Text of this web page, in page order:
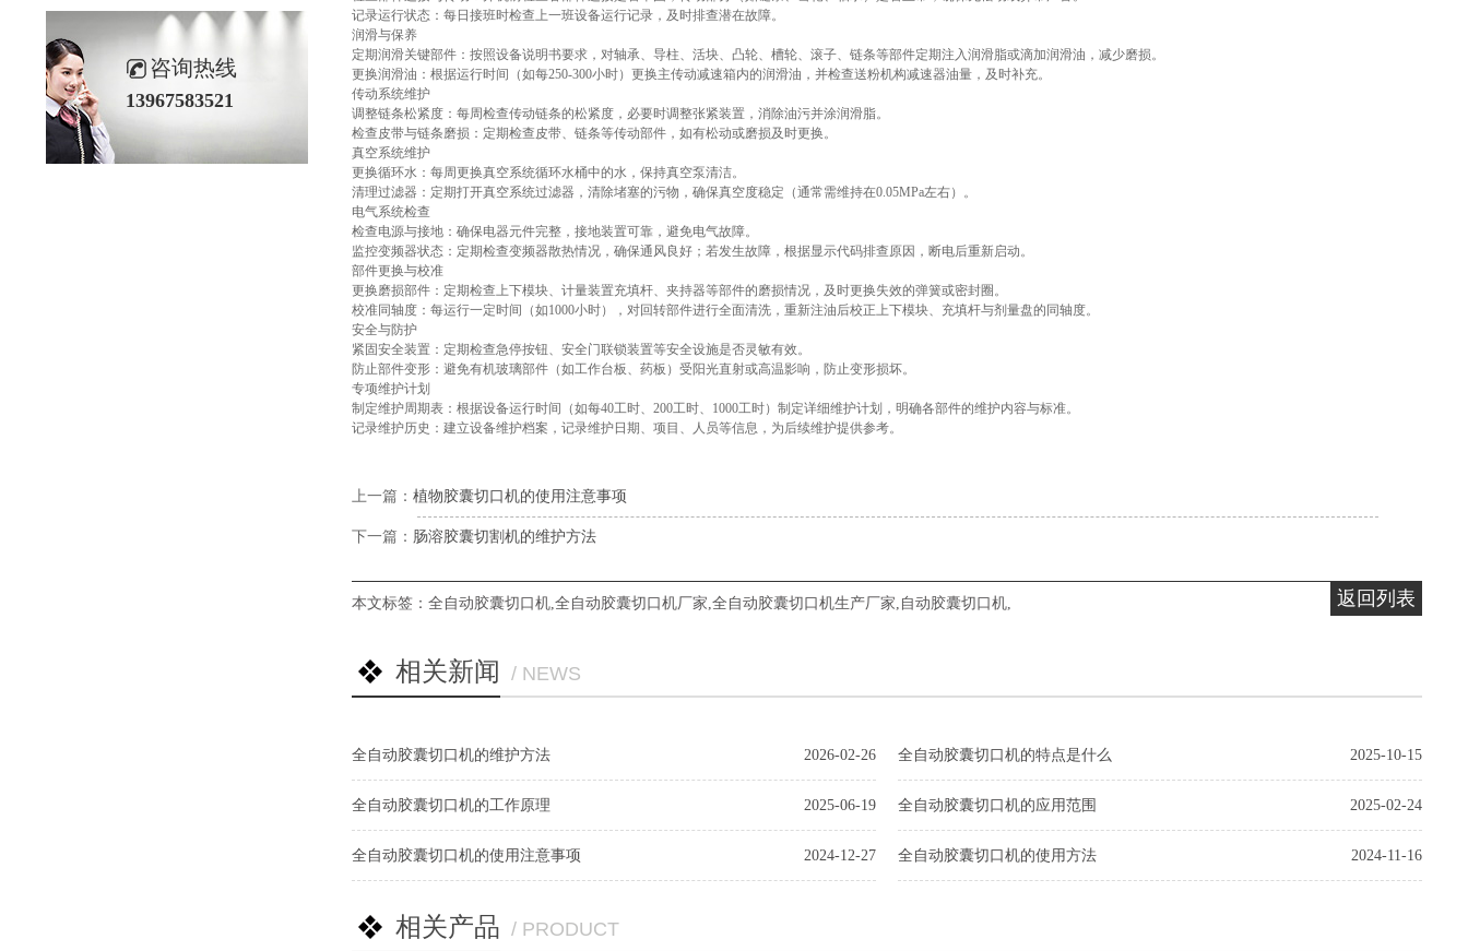
咨询热线
13967583521
记录运行状态：每日接班时检查上一班设备运行记录，及时排查潜在故障。
润滑与保养
定期润滑关键部件：按照设备说明书要求，对轴承、导柱、活块、凸轮、槽轮、滚子、链条等部件定期注入润滑脂或滴加润滑油，减少磨损。
更换润滑油：根据运行时间（如每250-300小时）更换主传动减速箱内的润滑油，并检查送粉机构减速器油量，及时补充。
传动系统维护
调整链条松紧度：每周检查传动链条的松紧度，必要时调整张紧装置，消除油污并涂润滑脂。
检查皮带与链条磨损：定期检查皮带、链条等传动部件，如有松动或磨损及时更换。
真空系统维护
更换循环水：每周更换真空系统循环水桶中的水，保持真空泵清洁。
清理过滤器：定期打开真空系统过滤器，清除堵塞的污物，确保真空度稳定（通常需维持在0.05MPa左右）。
电气系统检查
检查电源与接地：确保电器元件完整，接地装置可靠，避免电气故障。
监控变频器状态：定期检查变频器散热情况，确保通风良好；若发生故障，根据显示代码排查原因，断电后重新启动。
部件更换与校准
更换磨损部件：定期检查上下模块、计量装置充填杆、夹持器等部件的磨损情况，及时更换失效的弹簧或密封圈。
校准同轴度：每运行一定时间（如1000小时），对回转部件进行全面清洗，重新注油后校正上下模块、充填杆与剂量盘的同轴度。
安全与防护
紧固安全装置：定期检查急停按钮、安全门联锁装置等安全设施是否灵敏有效。
防止部件变形：避免有机玻璃部件（如工作台板、药板）受阳光直射或高温影响，防止变形损坏。
专项维护计划
制定维护周期表：根据设备运行时间（如每40工时、200工时、1000工时）制定详细维护计划，明确各部件的维护内容与标准。
记录维护历史：建立设备维护档案，记录维护日期、项目、人员等信息，为后续维护提供参考。
上一篇： 植物胶囊切口机的使用注意事项
下一篇： 肠溶胶囊切割机的维护方法
返回列表
本文标签： 全自动胶囊切口机,全自动胶囊切口机厂家,全自动胶囊切口机生产厂家, 自动胶囊切口机,
相关新闻 / NEWS
2026-02-26
全自动胶囊切口机的维护方法 2025-10-15
全自动胶囊切口机的特点是什么
2025-06-19
全自动胶囊切口机的工作原理 2025-02-24
全自动胶囊切口机的应用范围
2024-12-27
全自动胶囊切口机的使用注意事项 2024-11-16
全自动胶囊切口机的使用方法
相关产品 / PRODUCT